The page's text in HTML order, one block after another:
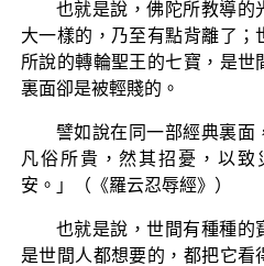
也就是說，佛陀所教導的
大一樣的，乃至有點背離了；
所說的轉輪聖王的七寶，是世
裏面卻是被輕賤的。
譬如說在同一部經典裏面
凡俗所貴，然其招憂，以
安。」（《羅云忍辱經》）
也就是說，世間有種種的
是世間人都想要的，都把它看